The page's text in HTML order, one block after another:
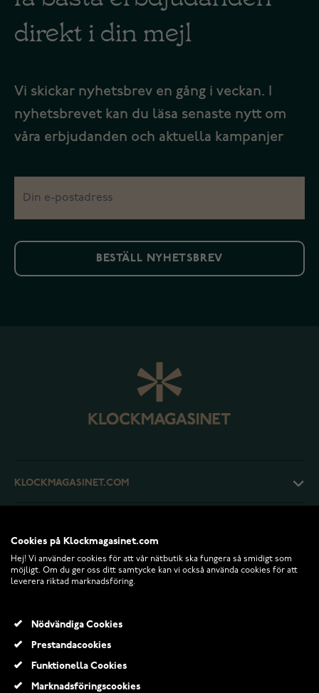
direkt i din mejl
Vi skickar nyhetsbrev en gång i veckan. I
nyhetsbrevet kan du läsa senaste nytt om
våra erbjudanden och aktuella kampanjer
BESTÄLL NYHETSBREV
KLOCKMAGASINET.COM
RETURER OCH VILLKOR
Cookies på Klockmagasinet.com
Hej! Vi använder cookies för att vår nätbutik ska fungera så smidigt som
möjligt. Om du ger oss ditt samtycke kan vi också använda cookies för att
leverera riktad marknadsföring.
Nödvändiga Cookies
Prestandacookies
Funktionella Cookies
Marknadsföringscookies